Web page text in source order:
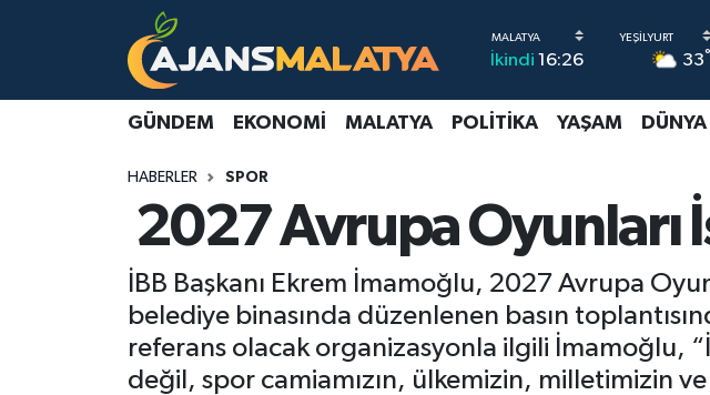
İkindi 16:26 33°
GÜNDEM EKONOMI MALATYA POLITIKA YAŞAM DÜNYA
HABERLER SPOR
2027 Avrupa Oyunları
İBB Başkanı Ekrem İmamoğlu, 2027 Avrupa
belediye binasında düzenlenen basın
referans olacak organizasyonla ilgili İmamoğlu,
değil, spor camiamızın, ülkemizin, milletimizin
Gündem
Malatya Nöbetçi Eczaneler
TFF 3.Lig 2.Grup Puan Durumu ve Fikstür
Tüm Manşetler